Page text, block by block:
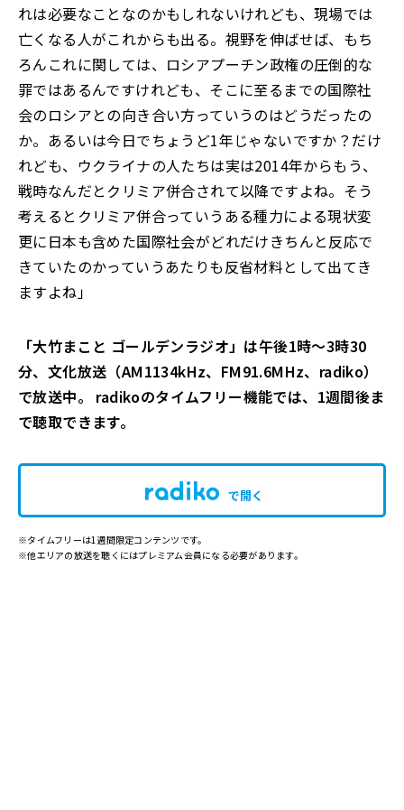
れは必要なことなのかもしれないけれども、現場では
亡くなる人がこれからも出る。視野を伸ばせば、もち
ろんこれに関しては、ロシアプーチン政権の圧倒的な
罪ではあるんですけれども、そこに至るまでの国際社
会のロシアとの向き合い方っていうのはどうだったの
か。あるいは今日でちょうど1年じゃないですか？だけ
れども、ウクライナの人たちは実は2014年からもう、
戦時なんだとクリミア併合されて以降ですよね。そう
考えるとクリミア併合っていうある種力による現状変
更に日本も含めた国際社会がどれだけきちんと反応で
きていたのかっていうあたりも反省材料として出てき
ますよね」
「大竹まこと ゴールデンラジオ」は午後1時～3時30
分、文化放送（AM1134kHz、FM91.6MHz、radiko）
で放送中。 radikoのタイムフリー機能では、1週間後ま
で聴取できます。
で開く
※タイムフリーは1週間限定コンテンツです。
※他エリアの放送を聴くにはプレミアム会員になる必要があります。